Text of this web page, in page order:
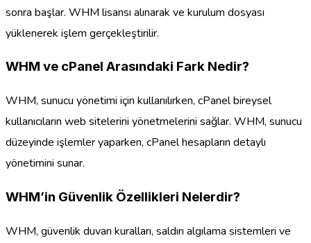
sonra başlar. WHM lisansı alınarak ve kurulum dosyası
yüklenerek işlem gerçekleştirilir.
WHM ve cPanel Arasındaki Fark Nedir?
WHM, sunucu yönetimi için kullanılırken, cPanel bireysel
kullanıcıların web sitelerini yönetmelerini sağlar. WHM, sunucu
düzeyinde işlemler yaparken, cPanel hesapların detaylı
yönetimini sunar.
WHM’in Güvenlik Özellikleri Nelerdir?
WHM, güvenlik duvarı kuralları, saldırı algılama sistemleri ve